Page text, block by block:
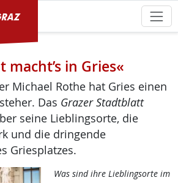
macht’s in Gries«
Michael Rothe hat Gries einen
Das Grazer Stadtblatt
seine Lieblingsorte, die
und die dringende
Griesplatzes.
Was sind ihre Lieblingsorte im